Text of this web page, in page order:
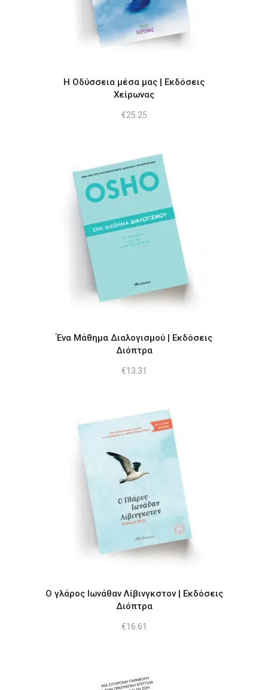
Η Οδύσσεια μέσα μας | Εκδόσεις
Χείρωνας
€25.25
Ένα Μάθημα Διαλογισμού | Εκδόσεις
Διόπτρα
€13.31
Ο γλάρος Ιωνάθαν Λίβινγκστον | Εκδόσεις
Διόπτρα
€16.61